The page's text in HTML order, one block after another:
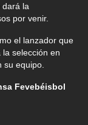
dará la
por venir.
el lanzador que
selección en
su equipo.
Fevebéisbol